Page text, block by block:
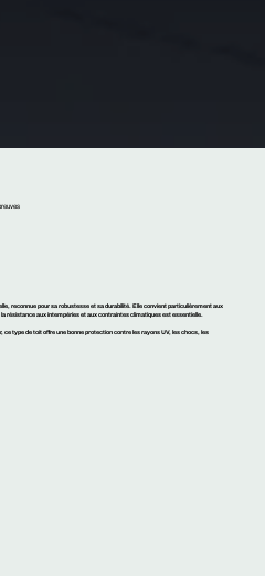
reconnue pour sa robustesse et sadurabilité . Elle convient particulièrement aux
résistance aux intempéries et aux contraintes climatiques est essentielle.
ce type de toit offreune bonne protection contre les rayons UV, les chocs, les